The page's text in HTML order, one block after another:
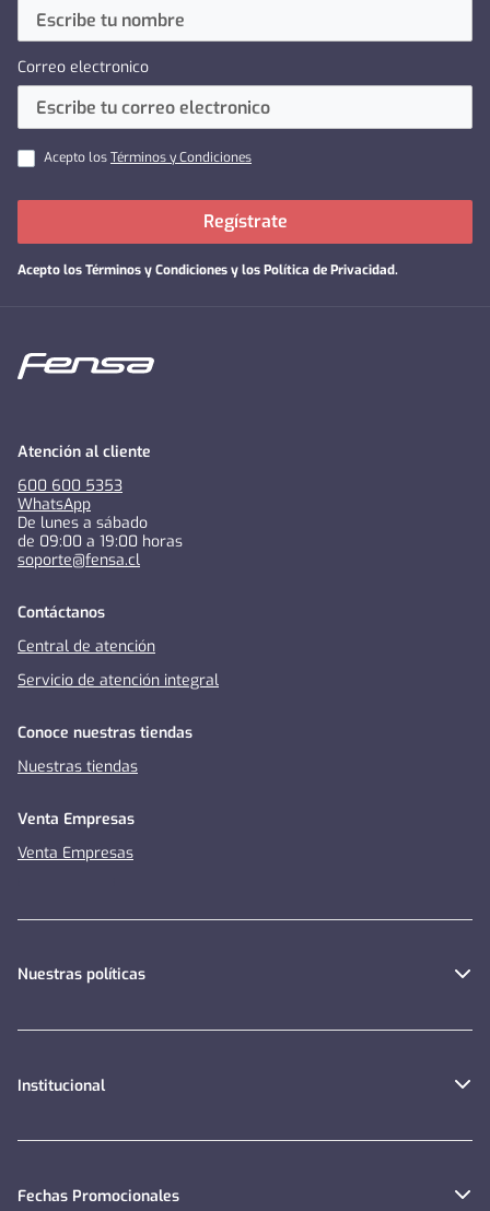
Correo electronico
Acepto losTérminos y Condiciones
Acepto losTérminos y Condiciones y los Política de Privacidad.
Regístrate
Atención al cliente
600 600 5353
WhatsApp
De lunes a sábado
de 09:00 a 19:00 horas
soporte@fensa.cl
Contáctanos
Central de atención
Servicio de atención integral
Conoce nuestras tiendas
Nuestras tiendas
Venta Empresas
Venta Empresas
Nuestras políticas
Institucional
Fechas Promocionales